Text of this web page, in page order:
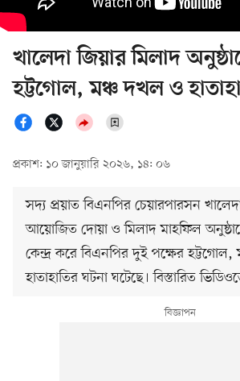
খালেদা জিয়ার মিলাদ
হট্টগোল, মঞ্চ দখল ও
প্রকাশ: ১০ জানুয়ারি ২০২৬, ১৪: ০৬
সদ্য প্রয়াত বিএনপির চেয়ারপারসন
আয়োজিত দোয়া ও মিলাদ মাহফিল
কেন্দ্র করে বিএনপির দুই পক্ষের
হাতাহাতির ঘটনা ঘটেছে। বিস্তারিত